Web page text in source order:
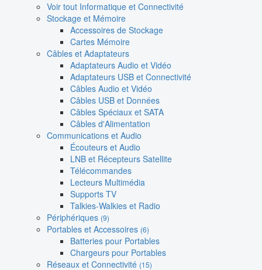
Voir tout Informatique et Connectivité
Stockage et Mémoire
Accessoires de Stockage
Cartes Mémoire
Câbles et Adaptateurs
Adaptateurs Audio et Vidéo
Adaptateurs USB et Connectivité
Câbles Audio et Vidéo
Câbles USB et Données
Câbles Spéciaux et SATA
Câbles d'Alimentation
Communications et Audio
Écouteurs et Audio
LNB et Récepteurs Satellite
Télécommandes
Lecteurs Multimédia
Supports TV
Talkies-Walkies et Radio
Périphériques (9)
Portables et Accessoires (6)
Batteries pour Portables
Chargeurs pour Portables
Réseaux et Connectivité (15)